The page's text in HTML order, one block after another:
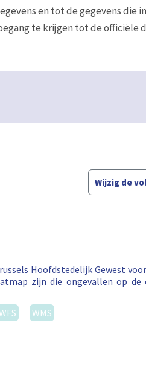
en tot de gegevens die
te krijgen tot de officiële
Wijzig de
Hoofdstedelijk Gewest
zijn die ongevallen op
WMS